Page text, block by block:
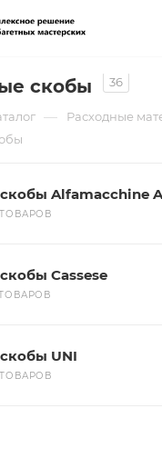
скобы 36
— Расходные
Alfamacchine
ТОВАРОВ
Cassese
UNI
ТОВАРОВ